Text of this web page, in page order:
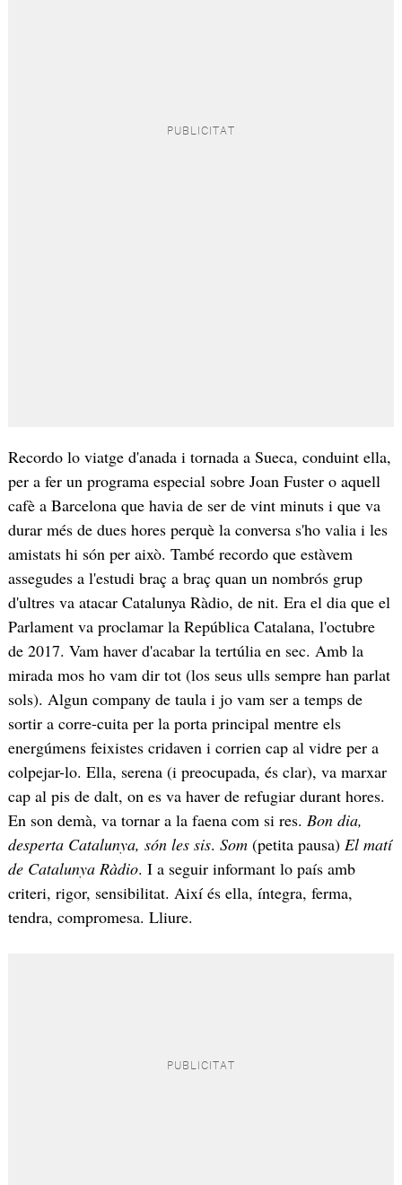
Recordo lo viatge d'anada i tornada a Sueca, conduint ella,
per a fer un programa especial sobre Joan Fuster o aquell
cafè a Barcelona que havia de ser de vint minuts i que va
durar més de dues hores perquè la conversa s'ho valia i les
amistats hi són per això. També recordo que estàvem
assegudes a l'estudi braç a braç quan un nombrós grup
d'ultres va atacar Catalunya Ràdio, de nit. Era el dia que el
Parlament va proclamar la República Catalana, l'octubre
de 2017. Vam haver d'acabar la tertúlia en sec. Amb la
mirada mos ho vam dir tot (los seus ulls sempre han parlat
sols). Algun company de taula i jo vam ser a temps de
sortir a corre-cuita per la porta principal mentre els
energúmens feixistes cridaven i corrien cap al vidre per a
colpejar-lo. Ella, serena (i preocupada, és clar), va marxar
cap al pis de dalt, on es va haver de refugiar durant hores.
En son demà, va tornar a la faena com si res. Bon dia,
desperta Catalunya, són les sis. Som (petita pausa) El matí
de Catalunya Ràdio. I a seguir informant lo país amb
criteri, rigor, sensibilitat. Així és ella, íntegra, ferma,
tendra, compromesa. Lliure.